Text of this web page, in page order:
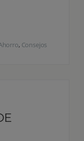
, Consejos